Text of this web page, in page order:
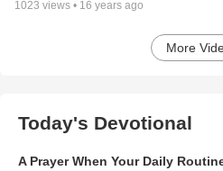
1023 views • 16 years ago
More
Today's Devotional
A Prayer When Your Daily